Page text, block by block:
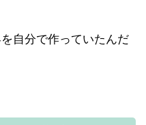
自分で作っていたんだ